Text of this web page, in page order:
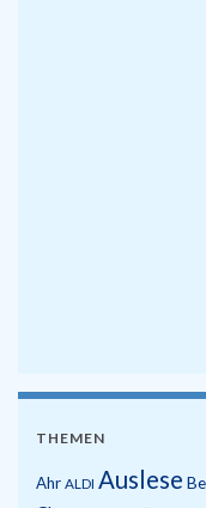
THEMEN
Ahr ALDI Auslese